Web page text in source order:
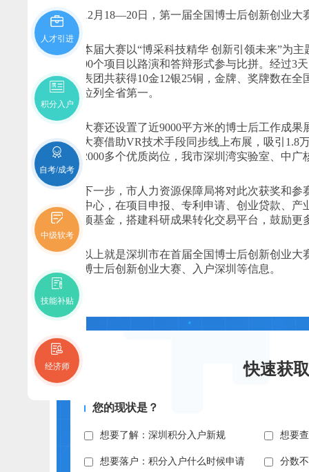
12月18—20日，第一届全国博士后创新创业大
本届大赛以“博采科技精华 创新引领未来”为主
约1400个项目以路演和答辩形式参与比拼。经过3
省代表团共获得10金12银25铜，金牌、奖牌数在
数均位列全省第一。
大赛还设置了近9000平方米的博士后工作成果
展。大赛借助VR技术手段同步线上布展，吸引1.8
提供2000多个优质岗位，我市深圳湾实验室、中
下一步，市人力资源保障局将对此次获奖和参
创业中心，在项目申报、专利申请、创业贷款、
立专项基金，搭建科研成果转化交易平台，鼓励
以上就是深圳市在首届全国博士后创新创业大赛
全国博士后创新创业大赛、入户深圳等信息。
快速获
您的现状是？
想要了解：深圳积分入户新规 想要
想要落户：积分入户什么时候申请 分数
人才引进
积分入户
自考/成考
中级软考
技能补贴
经济师